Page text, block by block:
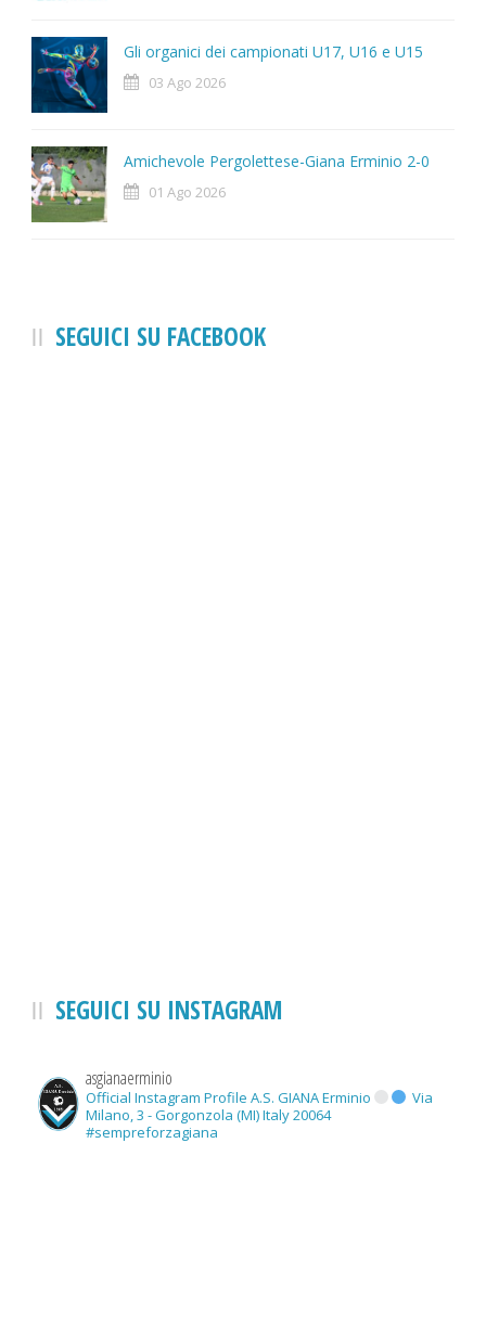
Gli organici dei campionati U17, U16 e U15
03 Ago 2026
Amichevole Pergolettese-Giana Erminio 2-0
01 Ago 2026
SEGUICI SU FACEBOOK
SEGUICI SU INSTAGRAM
asgianaerminio
Official Instagram Profile A.S. GIANA Erminio
Via
Milano, 3 - Gorgonzola (MI) Italy 20064
#sempreforzagiana